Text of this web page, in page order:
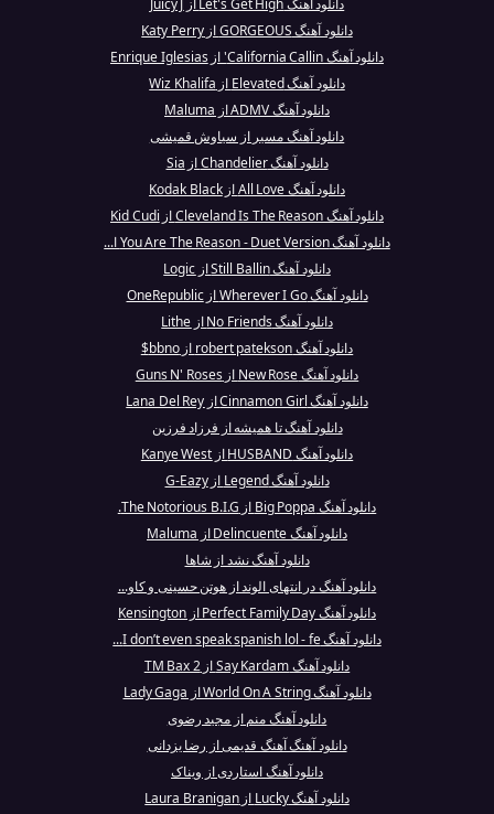
دانلود آهنگ Let's Get High از Juicy J
دانلود آهنگ GORGEOUS از Katy Perry
دانلود آهنگ California Callin' از Enrique Iglesias
دانلود آهنگ Elevated از Wiz Khalifa
دانلود آهنگ ADMV از Maluma
دانلود آهنگ مسیر از سیاوش قمیشی
دانلود آهنگ Chandelier از Sia
دانلود آهنگ All Love از Kodak Black
دانلود آهنگ Cleveland Is The Reason از Kid Cudi
دانلود آهنگ You Are The Reason - Duet Version ا...
دانلود آهنگ Still Ballin از Logic
دانلود آهنگ Wherever I Go از OneRepublic
دانلود آهنگ No Friends از Lithe
دانلود آهنگ robert patekson از bbno$
دانلود آهنگ New Rose از Guns N' Roses
دانلود آهنگ Cinnamon Girl از Lana Del Rey
دانلود آهنگ تا همیشه از فرزاد فرزین
دانلود آهنگ HUSBAND از Kanye West
دانلود آهنگ Legend از G-Eazy
دانلود آهنگ Big Poppa از The Notorious B.I.G.
دانلود آهنگ Delincuente از Maluma
دانلود آهنگ نشد از شاها
دانلود آهنگ در انتهای الوند از هوتن حسینی و کاو...
دانلود آهنگ Perfect Family Day از Kensington
دانلود آهنگ I don’t even speak spanish lol - fe...
دانلود آهنگ Say Kardam از TM Bax 2
دانلود آهنگ World On A String از Lady Gaga
دانلود آهنگ منم از مجید رضوی
دانلود آهنگ آهنگ قدیمی از رضا یزدانی
دانلود آهنگ استاردی از ویناک
دانلود آهنگ Lucky از Laura Branigan